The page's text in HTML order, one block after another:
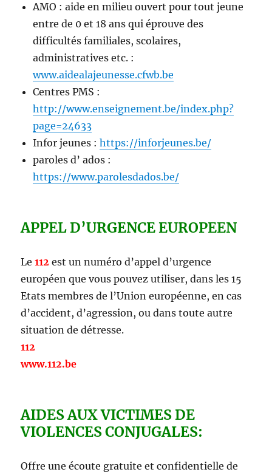
AMO : aide en milieu ouvert pour tout jeune
entre de 0 et 18 ans qui éprouve des
difficultés familiales, scolaires,
administratives etc. :
www.aidealajeunesse.cfwb.be
Centres PMS :
http://www.enseignement.be/index.php?
page=24633
Infor jeunes :https://inforjeunes.be/
paroles d’ ados :
https://www.parolesdados.be/
APPEL D’URGENCE EUROPEEN
Le112 est un numéro d’appel d’urgence
européen que vous pouvez utiliser, dans les 15
Etats membres de l’Union européenne, en cas
d’accident, d’agression, ou dans toute autre
situation de détresse.
112
www.112.be
AIDES AUX VICTIMES DE
VIOLENCES CONJUGALES:
Offre une écoute gratuite et confidentielle de